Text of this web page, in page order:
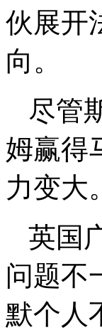
伙展开
向。
尽管
姆赢得
力变大。
英国
问题不
默个人